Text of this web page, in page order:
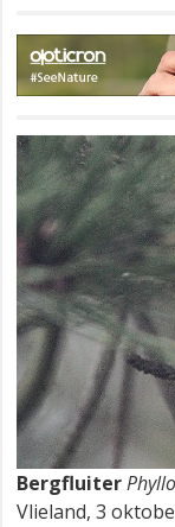
Bergfluiter
Vlieland, 3